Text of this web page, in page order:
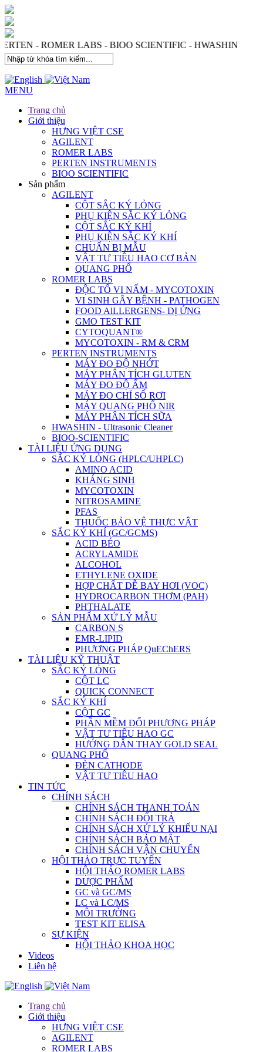
- ROMER LABS - BIOO SCIENTIFIC - HWASHIN
MENU
Trang chủ
Giới thiệu
HƯNG VIỆT CSE
AGILENT
ROMER LABS
PERTEN INSTRUMENTS
BIOO SCIENTIFIC
Sản phẩm
AGILENT
CỘT SẮC KÝ LỎNG
PHỤ KIỆN SẮC KÝ LỎNG
CỘT SẮC KÝ KHÍ
PHỤ KIỆN SẮC KÝ KHÍ
CHUẨN BỊ MẪU
VẬT TƯ TIÊU HAO CƠ BẢN
QUANG PHỔ
ROMER LABS
ĐỘC TỐ VI NẤM - MYCOTOXIN
VI SINH GÂY BỆNH - PATHOGEN
FOOD AlLLERGENS- DỊ ỨNG
GMO TEST KIT
CYTOQUANT®
MYCOTOXIN - RM & CRM
PERTEN INSTRUMENTS
MÁY ĐO ĐỘ NHỚT
MÁY PHÂN TÍCH GLUTEN
MÁY ĐO ĐỘ ẨM
MÁY ĐO CHỈ SỐ RƠI
MÁY QUANG PHỔ NIR
MÁY PHÂN TÍCH SỮA
HWASHIN - Ultrasonic Cleaner
BIOO-SCIENTIFIC
TÀI LIỆU ỨNG DỤNG
SẮC KÝ LỎNG (HPLC/UHPLC)
AMINO ACID
KHÁNG SINH
MYCOTOXIN
NITROSAMINE
PFAS
THUỐC BẢO VỆ THỰC VẬT
SẮC KÝ KHÍ (GC/GCMS)
ACID BÉO
ACRYLAMIDE
ALCOHOL
ETHYLENE OXIDE
HỢP CHẤT DỄ BAY HƠI (VOC)
HYDROCARBON THƠM (PAH)
PHTHALATE
SẢN PHẨM XỬ LÝ MẪU
CARBON S
EMR-LIPID
PHƯƠNG PHÁP QuEChERS
TÀI LIỆU KỸ THUẬT
SẮC KÝ LỎNG
CỘT LC
QUICK CONNECT
SẮC KÝ KHÍ
CỘT GC
PHẦN MỀM ĐỔI PHƯƠNG PHÁP
VẬT TƯ TIÊU HAO GC
HƯỚNG DẪN THAY GOLD SEAL
QUANG PHỔ
ĐÈN CATHODE
VẬT TƯ TIÊU HAO
TIN TỨC
CHÍNH SÁCH
CHÍNH SÁCH THANH TOÁN
CHÍNH SÁCH ĐỔI TRẢ
CHÍNH SÁCH XỬ LÝ KHIẾU NẠI
CHÍNH SÁCH BẢO MẬT
CHÍNH SÁCH VẬN CHUYỂN
HỘI THẢO TRỰC TUYẾN
HỘI THẢO ROMER LABS
DƯỢC PHẨM
GC và GC/MS
LC và LC/MS
MÔI TRƯỜNG
TEST KIT ELISA
SỰ KIỆN
HỘI THẢO KHOA HỌC
Videos
Liên hệ
Trang chủ
Giới thiệu
HƯNG VIỆT CSE
AGILENT
ROMER LABS